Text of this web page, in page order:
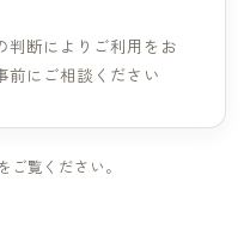
判断によりご利用をお
前にご相談ください
をご覧ください。